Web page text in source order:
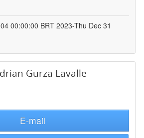
00:00:00 BRT 2023-Thu Dec 31
Gurza Lavalle
E-mail